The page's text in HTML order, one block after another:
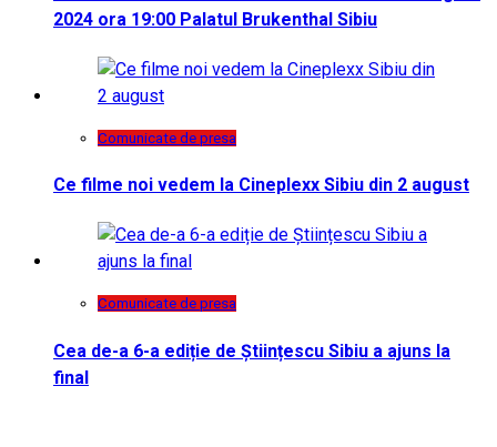
2024 ora 19:00 Palatul Brukenthal Sibiu
Comunicate de presa
Ce filme noi vedem la Cineplexx Sibiu din 2 august
Comunicate de presa
Cea de-a 6-a ediție de Științescu Sibiu a ajuns la
final